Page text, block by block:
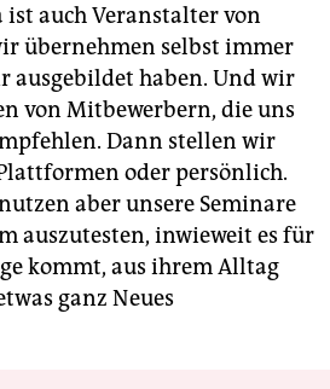
ist auch Veranstalter von
übernehmen selbst immer
ausgebildet haben. Und wir
von Mitbewerbern, die uns
Dann stellen wir
oder persönlich.
aber unsere Seminare
auszutesten, inwieweit es für
kommt, aus ihrem Alltag
ganz Neues